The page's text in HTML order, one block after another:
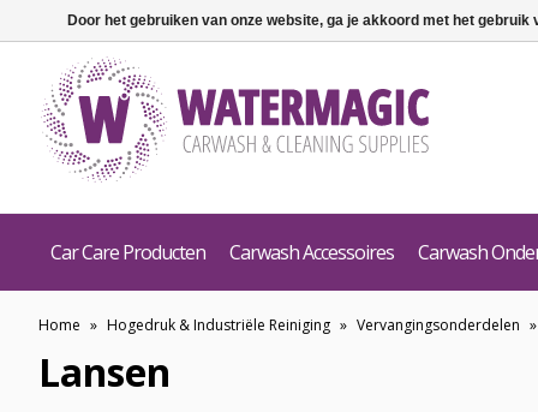
Car Care Producten Carwash Accessoires Carwash
Home » Hogedruk & Industriële Reiniging » Vervangingsonderdelen
Lansen
Door het gebruiken van onze website, ga je akkoord met het